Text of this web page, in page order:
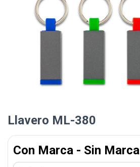
Llavero ML-380
Con Marca - Sin Marca